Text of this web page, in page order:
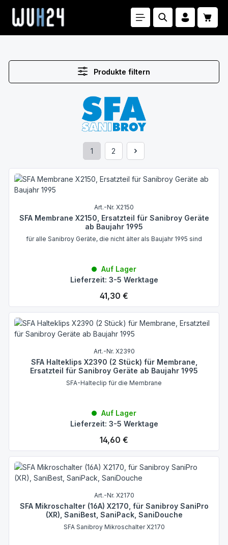
Zum Hauptinhalt springen
Produkte filtern
Seite
1
Seite
2
Art.-Nr. X2150
SFA Membrane X2150, Ersatzteil für Sanibroy Geräte
ab Baujahr 1995
für alle Sanibroy Geräte, die nicht älter als Baujahr 1995 sind
Auf Lager
Lieferzeit: 3-5 Werktage
Regulärer Preis:
41,30 €
Art.-Nr. X2390
SFA Halteklips X2390 (2 Stück) für Membrane,
Ersatzteil für Sanibroy Geräte ab Baujahr 1995
SFA-Halteclip für die Membrane
Auf Lager
Lieferzeit: 3-5 Werktage
Regulärer Preis:
14,60 €
Art.-Nr. X2170
SFA Mikroschalter (16A) X2170, für Sanibroy SaniPro
(XR), SaniBest, SaniPack, SaniDouche
SFA Sanibroy Mikroschalter X2170